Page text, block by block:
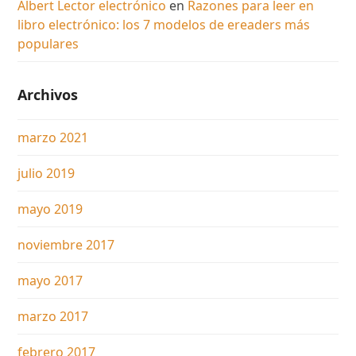
Albert Lector electrónico en Razones para leer en
libro electrónico: los 7 modelos de ereaders más
populares
Archivos
marzo 2021
julio 2019
mayo 2019
noviembre 2017
mayo 2017
marzo 2017
febrero 2017